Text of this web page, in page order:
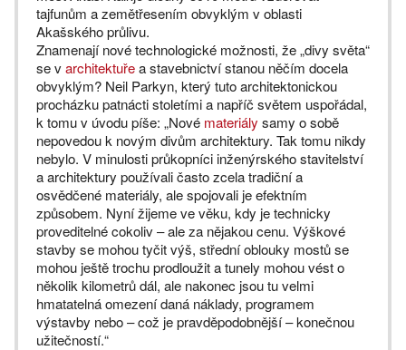
tajfunům a zemětřesením obvyklým v oblasti
Akašského průlivu.
Znamenají nové technologické možnosti, že „divy světa“
se varchitektuřea stavebnictví stanou něčím docela
obvyklým? Neil Parkyn, který tuto architektonickou
procházku patnácti stoletími a napříč světem uspořádal,
k tomu v úvodu píše: „Nové materiály samy o sobě
nepovedou k novým divům architektury. Tak tomu nikdy
nebylo. V minulosti průkopníci inženýrského stavitelství
a architektury používali často zcela tradiční a
osvědčené materiály, ale spojovali je efektním
způsobem. Nyní žijeme ve věku, kdy je technicky
proveditelné cokoliv – ale za nějakou cenu. Výškové
stavby se mohou tyčit výš, střední oblouky mostů se
mohou ještě trochu prodloužit a tunely mohou vést o
několik kilometrů dál, ale nakonec jsou tu velmi
hmatatelná omezení daná náklady, programem
výstavby nebo – což je pravděpodobnější – konečnou
užitečností.“